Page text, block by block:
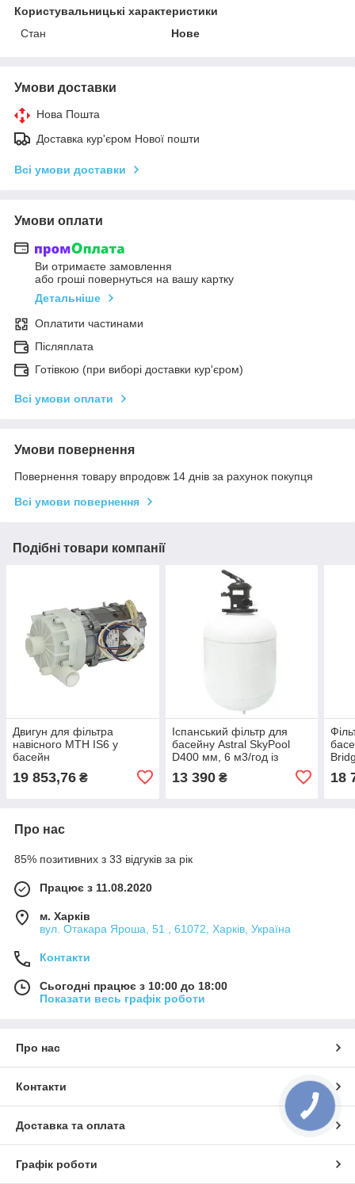
Користувальницькі характеристики
Стан
Нове
Умови доставки
Нова Пошта
Доставка кур'єром Нової пошти
Всі умови доставки
Умови оплати
Ви отримаєте замовлення
або гроші повернуться на вашу картку
Детальніше
Оплатити частинами
Післяплата
Готівкою (при виборі доставки кур'єром)
Всі умови оплати
Умови повернення
Повернення товару впродовж 14 днів за рахунок покупця
Всі умови повернення
Подібні товари компанії
Двигун для фільтра
навісного MTH IS6 у
басейн
19 853,76 ₴
Іспанський фільтр для
басейну Astral SkyPool
D400 мм, 6 м3/год із
верхнім вентилем Fluidra
13 390₴ 18
Про нас
85% позитивних з 33 відгуків за рік
Працює з 11.08.2020
м. Харків
вул. Отакара Яроша, 51 , 61072, Харків, Україна
Контакти
Сьогодні працює з 10:00 до 18:00
Показати весь графік роботи
Про нас
Контакти
Доставка та оплата
Графік роботи